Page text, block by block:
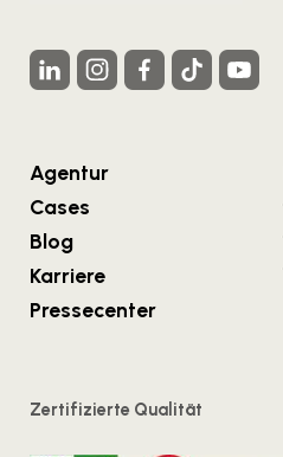
Agentur
Cases
Blog
Karriere
Pressecenter
Zertifizierte Qualität